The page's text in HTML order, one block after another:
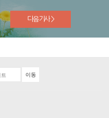
다음기사 >